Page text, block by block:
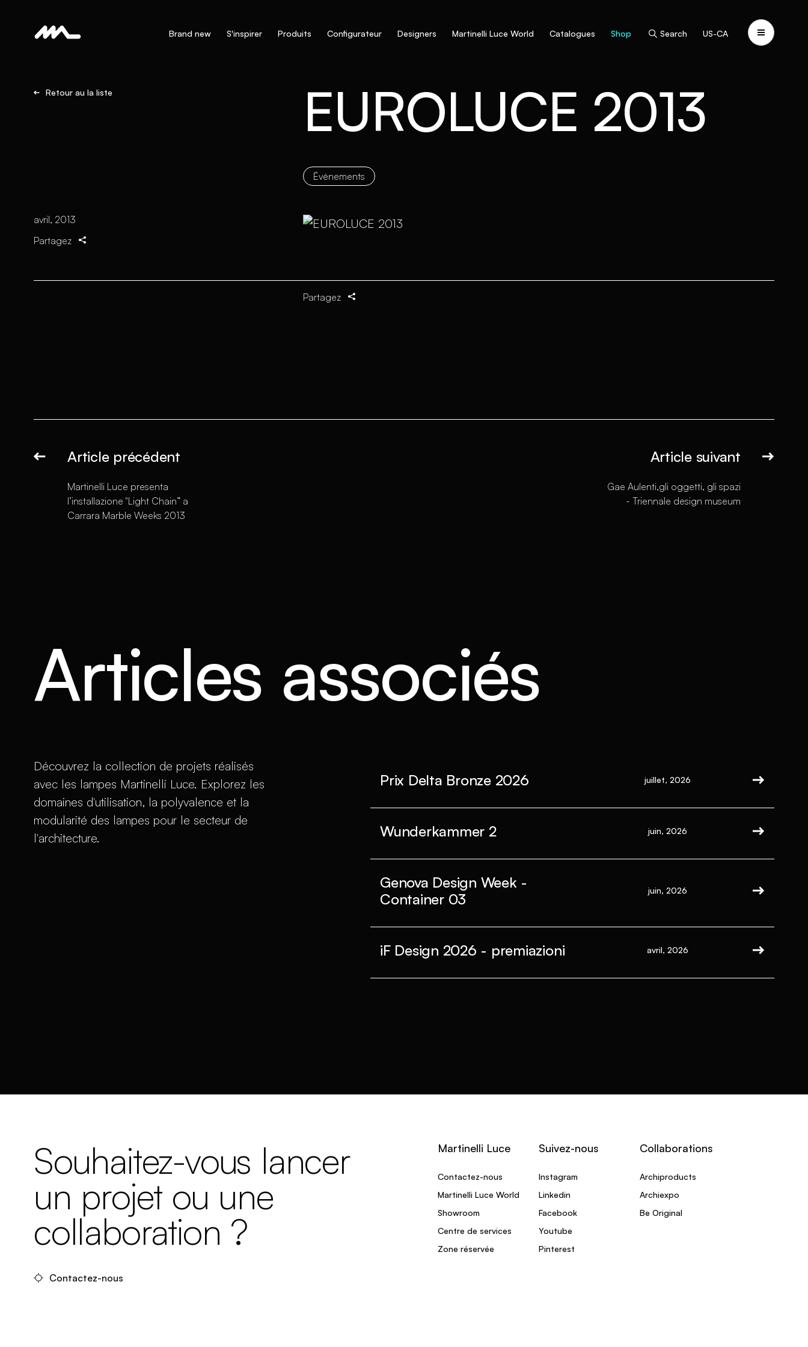
Brand new S'inspirer Produits Configurateur Designers Martinelli Luce World Catalogues Shop Search US-CA
Retour au la liste EUROLUCE 2013
Événements
avril, 2013
Partagez
Partagez
Article précédent
Martinelli Luce presenta
l’installazione "Light Chain” a
Carrara Marble Weeks 2013
Article suivant
Gae Aulenti,gli oggetti, gli spazi
- Triennale design museum
Articles associés
Découvrez la collection de projets réalisés
avec les lampes Martinelli Luce. Explorez les
domaines d'utilisation, la polyvalence et la
modularité des lampes pour le secteur de
l'architecture.
Prix Delta Bronze 2026 juillet, 2026
Wunderkammer 2 juin, 2026
Genova Design Week -
Container 03
juin, 2026
iF Design 2026 - premiazioni avril, 2026
Souhaitez-vous lancer
un projet ou une
collaboration ?
Contactez-nous
Martinelli Luce
Contactez-nous
Martinelli Luce World
Showroom
Centre de services
Zone réservée
Suivez-nous
Instagram
Linkedin
Facebook
Youtube
Pinterest
Collaborations
Archiproducts
Archiexpo
Be Original